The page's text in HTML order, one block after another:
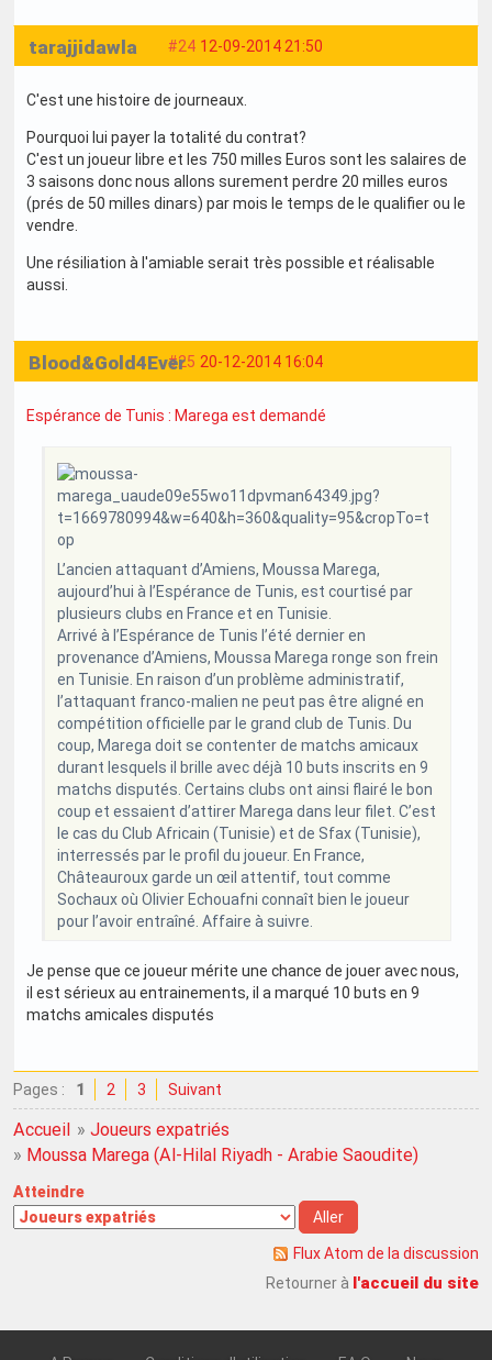
#24 12-09-2014 21:50
tarajjidawla
C'est une histoire de journeaux.
Pourquoi lui payer la totalité du contrat?
C'est un joueur libre et les 750 milles Euros sont les salaires de
3 saisons donc nous allons surement perdre 20 milles euros
(prés de 50 milles dinars) par mois le temps de le qualifier ou le
vendre.
Une résiliation à l'amiable serait très possible et réalisable
aussi.
#25 20-12-2014 16:04
Blood&Gold4Ever
Espérance de Tunis : Marega est demandé
L’ancien attaquant d’Amiens, Moussa Marega,
aujourd’hui à l’Espérance de Tunis, est courtisé par
plusieurs clubs en France et en Tunisie.
Arrivé à l’Espérance de Tunis l’été dernier en
provenance d’Amiens, Moussa Marega ronge son frein
en Tunisie. En raison d’un problème administratif,
l’attaquant franco-malien ne peut pas être aligné en
compétition officielle par le grand club de Tunis. Du
coup, Marega doit se contenter de matchs amicaux
durant lesquels il brille avec déjà 10 buts inscrits en 9
matchs disputés. Certains clubs ont ainsi flairé le bon
coup et essaient d’attirer Marega dans leur filet. C’est
le cas du Club Africain (Tunisie) et de Sfax (Tunisie),
interressés par le profil du joueur. En France,
Châteauroux garde un œil attentif, tout comme
Sochaux où Olivier Echouafni connaît bien le joueur
pour l’avoir entraîné. Affaire à suivre.
Je pense que ce joueur mérite une chance de jouer avec nous,
il est sérieux au entrainements, il a marqué 10 buts en 9
matchs amicales disputés
Pages : 1 2 3 Suivant
Accueil »Joueurs expatriés
» Moussa Marega (Al-Hilal Riyadh - Arabie Saoudite)
Atteindre
Flux Atom de la discussion
Retourner à l'accueil du site